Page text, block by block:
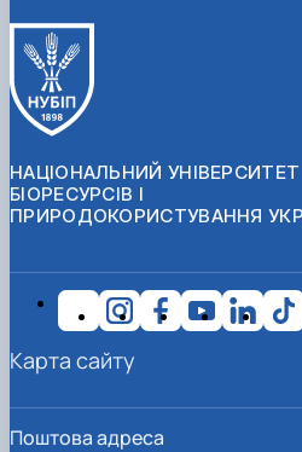
НАЦІОНАЛЬНИЙ УНІВЕРСИТЕТ
БІОРЕСУРСІВ І
ПРИРОДОКОРИСТУВАННЯ
Поштова адреса
Карта сайту